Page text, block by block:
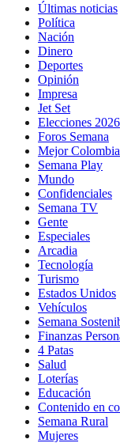
Últimas noticias
Política
Nación
Dinero
Deportes
Opinión
Impresa
Jet Set
Elecciones 2026
Foros Semana
Mejor Colombia
Semana Play
Mundo
Confidenciales
Semana TV
Gente
Especiales
Arcadia
Tecnología
Turismo
Estados Unidos
Vehículos
Semana
Finanzas
4 Patas
Salud
Loterías
Educación
Contenido en
Semana Rural
Mujeres